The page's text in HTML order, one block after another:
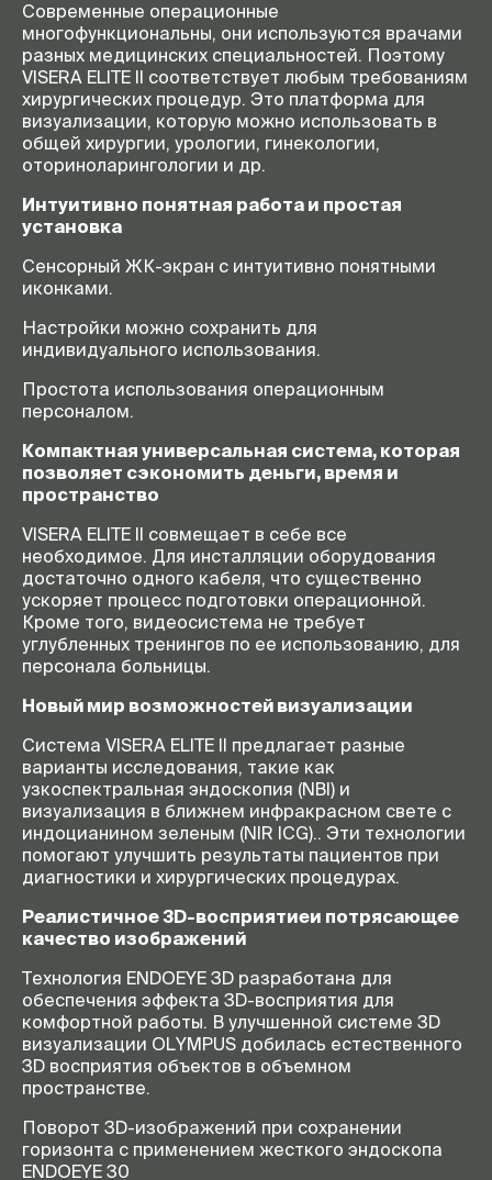
Современные операционные
многофункциональны, они используются врачами
разных медицинских специальностей. Поэтому
VISERA ELITE II соответствует любым требованиям
хирургических процедур. Это платформа для
визуализации, которую можно использовать в
общей хирургии, урологии, гинекологии,
оториноларингологии и др.
Интуитивно понятная работа и простая
установка
Сенсорный ЖК-экран с интуитивно понятными
иконками.
Настройки можно сохранить для
индивидуального использования.
Простота использования операционным
персоналом.
Компактная универсальная система, которая
позволяет сэкономить деньги, время и
пространство
VISERA ELITE II совмещает в себе все
необходимое. Для инсталляции оборудования
достаточно одного кабеля, что существенно
ускоряет процесс подготовки операционной.
Кроме того, видеосистема не требует
углубленных тренингов по ее использованию, для
персонала больницы.
Новый мир возможностей визуализации
Система VISERA ELITE II предлагает разные
варианты исследования, такие как
узкоспектральная эндоскопия (NBI) и
визуализация в ближнем инфракрасном свете с
индоцианином зеленым (NIR ICG).. Эти технологии
помогают улучшить результаты пациентов при
диагностики и хирургических процедурах.
Реалистичное 3D-восприятиеи потрясающее
качество изображений
Технология ENDOEYE 3D разработана для
обеспечения эффекта 3D-восприятия для
комфортной работы. В улучшенной системе 3D
визуализации OLYMPUS добилась естественного
3D восприятия объектов в объемном
пространстве.
Поворот 3D-изображений при сохранении
горизонта с применением жесткого эндоскопа
ENDOEYE 30